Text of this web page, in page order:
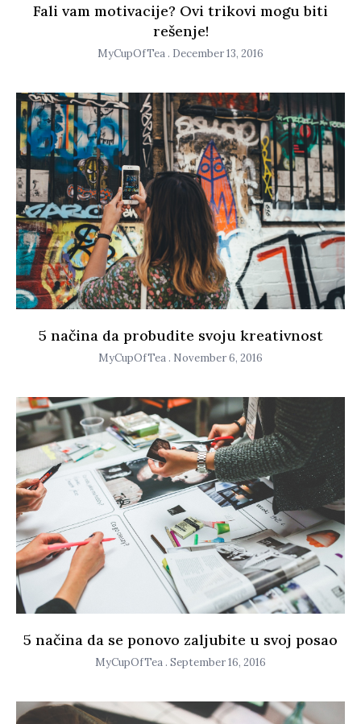
Fali vam motivacije? Ovi trikovi mogu biti
rešenje!
MyCupOfTea December 13, 2016
5 načina da probudite svoju kreativnost
MyCupOfTea November 6, 2016
5 načina da se ponovo zaljubite u svoj posao
MyCupOfTea September 16, 2016